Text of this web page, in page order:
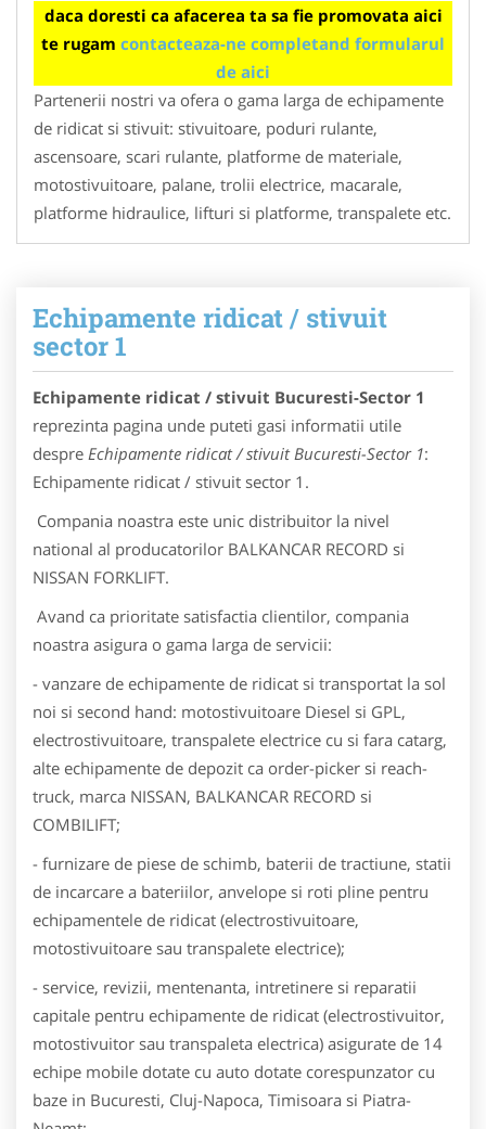
daca doresti ca afacerea ta sa fie promovata aici
te rugam contacteaza-ne completand formularul
de aici
Partenerii nostri va ofera o gama larga de echipamente
de ridicat si stivuit: stivuitoare, poduri rulante,
ascensoare, scari rulante, platforme de materiale,
motostivuitoare, palane, trolii electrice, macarale,
platforme hidraulice, lifturi si platforme, transpalete etc.
Echipamente ridicat / stivuit
sector 1
Echipamente ridicat / stivuit Bucuresti-Sector 1
reprezinta pagina unde puteti gasi informatii utile
despre Echipamente ridicat / stivuit Bucuresti-Sector 1:
Echipamente ridicat / stivuit sector 1.
Compania noastra este unic distribuitor la nivel
national al producatorilor BALKANCAR RECORD si
NISSAN FORKLIFT.
Avand ca prioritate satisfactia clientilor, compania
noastra asigura o gama larga de servicii:
- vanzare de echipamente de ridicat si transportat la sol
noi si second hand: motostivuitoare Diesel si GPL,
electrostivuitoare, transpalete electrice cu si fara catarg,
alte echipamente de depozit ca order-picker si reach-
truck, marca NISSAN, BALKANCAR RECORD si
COMBILIFT;
- furnizare de piese de schimb, baterii de tractiune, statii
de incarcare a bateriilor, anvelope si roti pline pentru
echipamentele de ridicat (electrostivuitoare,
motostivuitoare sau transpalete electrice);
- service, revizii, mentenanta, intretinere si reparatii
capitale pentru echipamente de ridicat (electrostivuitor,
motostivuitor sau transpaleta electrica) asigurate de 14
echipe mobile dotate cu auto dotate corespunzator cu
baze in Bucuresti, Cluj-Napoca, Timisoara si Piatra-